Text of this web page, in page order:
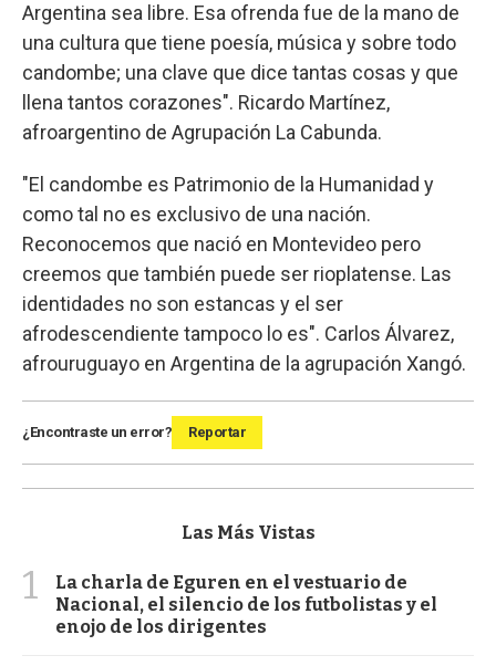
Argentina sea libre. Esa ofrenda fue de la mano de
una cultura que tiene poesía, música y sobre todo
candombe; una clave que dice tantas cosas y que
llena tantos corazones". Ricardo Martínez,
afroargentino de Agrupación La Cabunda.
"El candombe es Patrimonio de la Humanidad y
como tal no es exclusivo de una nación.
Reconocemos que nació en Montevideo pero
creemos que también puede ser rioplatense. Las
identidades no son estancas y el ser
afrodescendiente tampoco lo es". Carlos Álvarez,
afrouruguayo en Argentina de la agrupación Xangó.
¿Encontraste un error? Reportar
Las Más Vistas
1
La charla de Eguren en el vestuario de
Nacional, el silencio de los futbolistas y el
enojo de los dirigentes